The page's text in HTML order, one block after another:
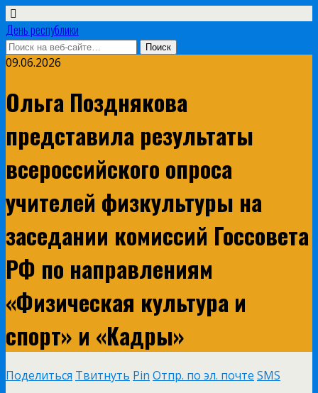
День республики
09.06.2026
Ольга Позднякова
представила результаты
всероссийского опроса
учителей физкультуры на
заседании комиссий Госсовета
РФ по направлениям
«Физическая культура и
спорт» и «Кадры»
Поделиться Твитнуть Pin Отпр. по эл. почте SMS